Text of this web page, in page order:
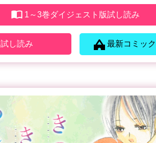
1～3巻ダイジェスト版試し読み
試し読み 最新コミッ